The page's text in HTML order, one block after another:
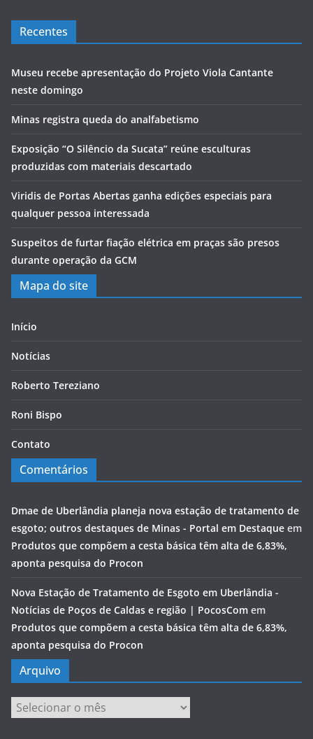
Recentes
Museu recebe apresentação do Projeto Viola Cantante
neste domingo
Minas registra queda do analfabetismo
Exposição “O Silêncio da Sucata” reúne esculturas
produzidas com materiais descartado
Viridis de Portas Abertas ganha edições especiais para
qualquer pessoa interessada
Suspeitos de furtar fiação elétrica em praças são presos
durante operação da GCM
Mapa do site
Início
Notícias
Roberto Tereziano
Roni Bispo
Contato
Comentários
Dmae de Uberlândia planeja nova estação de tratamento de
esgoto; outros destaques de Minas - Portal em Destaque em
Produtos que compõem a cesta básica têm alta de 6,83%,
aponta pesquisa do Procon
Nova Estação de Tratamento de Esgoto em Uberlândia -
Notícias de Poços de Caldas e região | PocosCom em
Produtos que compõem a cesta básica têm alta de 6,83%,
aponta pesquisa do Procon
Arquivo
Arquivo